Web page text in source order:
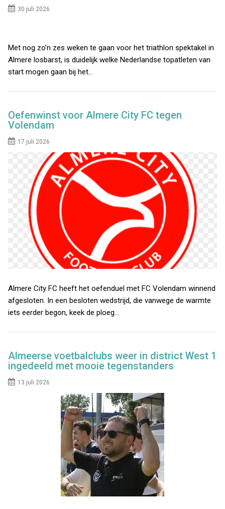
30 juli 2026
Met nog zo’n zes weken te gaan voor het triathlon spektakel in
Almere losbarst, is duidelijk welke Nederlandse topatleten van
start mogen gaan bij het…
Oefenwinst voor Almere City FC tegen
Volendam
17 juli 2026
Almere City FC heeft het oefenduel met FC Volendam winnend
afgesloten. In een besloten wedstrijd, die vanwege de warmte
iets eerder begon, keek de ploeg…
Almeerse voetbalclubs weer in district West 1
ingedeeld met mooie tegenstanders
13 juli 2026